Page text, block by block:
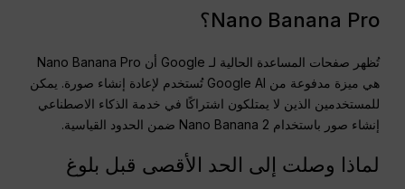
Nano Banana Pro؟
تُظهر صفحات المساعدة الحالية لـ Google أن Nano Banana Pro
هي ميزة مدفوعة من Google AI تُستخدم لإعادة إنشاء صورة. يمكن
للمستخدمين الذين لا يمتلكون اشتراكًا في خدمة الذكاء الاصطناعي
إنشاء صور باستخدام Nano Banana 2 ضمن الحدود القياسية.
لماذا وصلت إلى الحد الأقصى قبل بلوغ